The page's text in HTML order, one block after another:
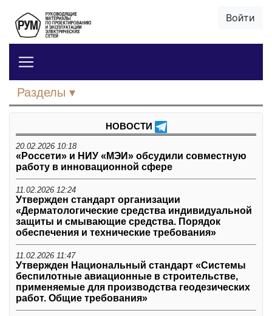
Войти
Разделы
НОВОСТИ
20.02.2026 10:18
«Россети» и НИУ «МЭИ» обсудили совместную
работу в инновационной сфере
11.02.2026 12:24
Утвержден стандарт организации
«Дерматологические средства индивидуальной
защиты и смывающие средства. Порядок
обеспечения и технические требования»
11.02.2026 11:47
Утвержден Национальный стандарт «Системы
беспилотные авиационные в строительстве,
применяемые для производства геодезических
работ. Общие требования»